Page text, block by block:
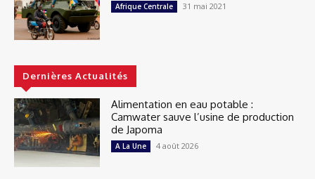
Afrique Centrale 31 mai 2021
Dernières Actualités
Alimentation en eau potable :
Camwater sauve l’usine de production
de Japoma
A La Une 4 août 2026